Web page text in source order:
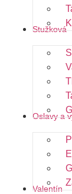
Stužková
Oslavy a
Valentín